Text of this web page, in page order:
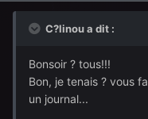
C?linou a dit :
Bonsoir ? tous!!!
Bon, je tenais ? vous
un journal...